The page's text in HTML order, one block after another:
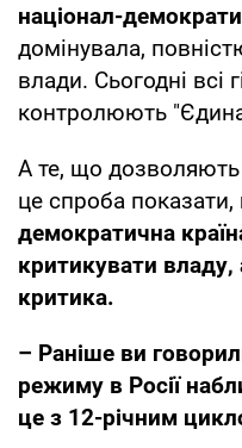
націонал-
домінувала,
влади. Сьогодні всі
контролюють
А те, що дозволяють
це спроба
демократична
критикувати
критика.
– Раніше ви
режиму в Росії
це з 12-річним